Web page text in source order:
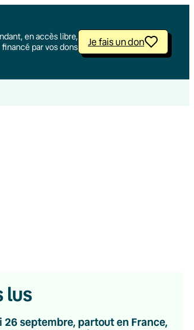
en accès libre,
financé par vos dons
Je fais un don
lus
26 septembre, partout en France,